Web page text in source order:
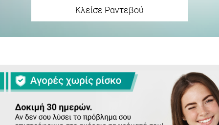
Κλείσε Ραντεβού